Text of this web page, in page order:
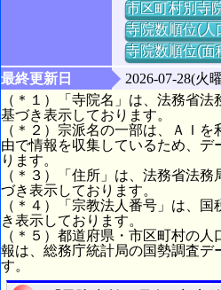
市区町村別寺
寺院数順位(人
寺院数順位(面
最終更新日
2026-07-28(火
（＊１）「寺院名」は、法務省
基づき表示しております。
（＊２）宗派名の一部は、ＡＩ
由で情報を収集しているため、デ
ります。
（＊３）「住所」は、法務省法
づき表示しております。
（＊４）「宗教法人番号」は、
き表示しております。
（＊５）都道府県・市区町村の
報は、総務庁統計局の国勢調査デ
す。